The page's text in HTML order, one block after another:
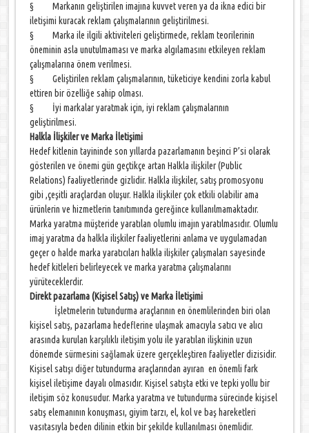
§ Markanın geliştirilen imajına kuvvet veren ya da ikna edici bir
iletişimi kuracak reklam çalışmalarının geliştirilmesi.
§ Marka ile ilgili aktiviteleri geliştirmede, reklam teorilerinin
öneminin asla unutulmaması ve marka algılamasını etkileyen reklam
çalışmalarına önem verilmesi.
§ Geliştirilen reklam çalışmalarının, tüketiciye kendini zorla kabul
ettiren bir özelliğe sahip olması.
§ İyi markalar yaratmak için, iyi reklam çalışmalarının
geliştirilmesi.
Halkla İlişkiler ve Marka İletişimi
Hedef kitlenin tayininde son yıllarda pazarlamanın beşinci P’si olarak
gösterilen ve önemi gün geçtikçe artan Halkla ilişkiler (Public
Relations) faaliyetlerinde gizlidir. Halkla ilişkiler, satış promosyonu
gibi ,çeşitli araçlardan oluşur. Halkla ilişkiler çok etkili olabilir ama
ürünlerin ve hizmetlerin tanıtımında gereğince kullanılmamaktadır.
Marka yaratma müşteride yaratılan olumlu imajın yaratılmasıdır. Olumlu
imaj yaratma da halkla ilişkiler faaliyetlerini anlama ve uygulamadan
geçer o halde marka yaratıcıları halkla ilişkiler çalışmaları sayesinde
hedef kitleleri belirleyecek ve marka yaratma çalışmalarını
yürüteceklerdir.
Direkt pazarlama (Kişisel Satış) ve Marka İletişimi
İşletmelerin tutundurma araçlarının en önemlilerinden biri olan
kişisel satış, pazarlama hedeflerine ulaşmak amacıyla satıcı ve alıcı
arasında kurulan karşılıklı iletişim yolu ile yaratılan ilişkinin uzun
dönemde sürmesini sağlamak üzere gerçekleştiren faaliyetler dizisidir.
Kişisel satışı diğer tutundurma araçlarından ayıran en önemli fark
kişisel iletişime dayalı olmasıdır. Kişisel satışta etki ve tepki yollu bir
iletişim söz konusudur. Marka yaratma ve tutundurma sürecinde kişisel
satış elemanının konuşması, giyim tarzı, el, kol ve baş hareketleri
vasıtasıyla beden dilinin etkin bir şekilde kullanılması önemlidir.